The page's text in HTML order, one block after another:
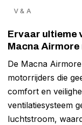
V & A
Ervaar ultieme
Macna
De Macna
motorrijders die
comfort en
ventilatiesysteem
luchtstroom,